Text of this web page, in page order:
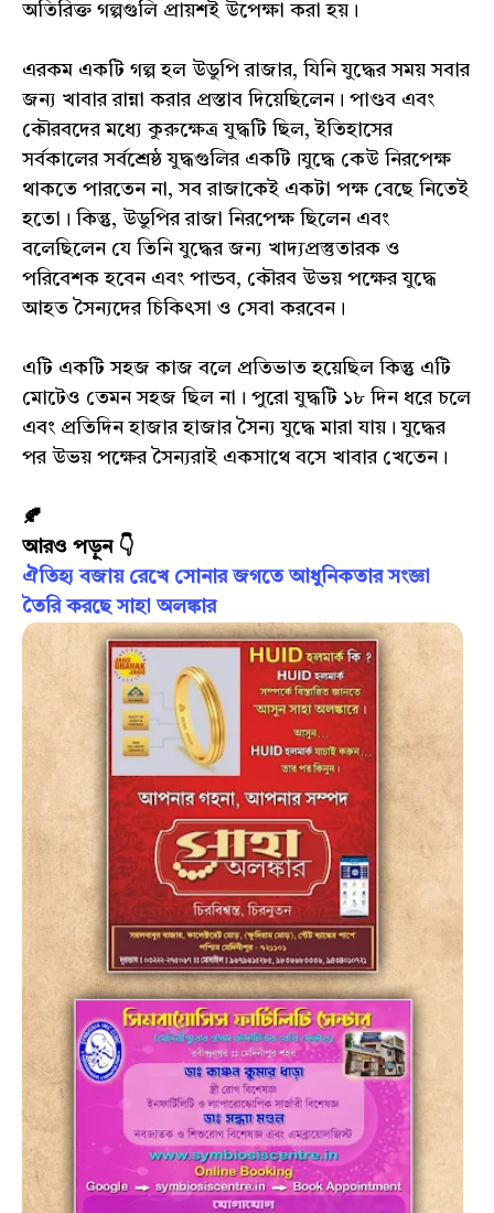
অতিরিক্ত গল্পগুলি প্রায়শই উপেক্ষা করা হয়।
এরকম একটি গল্প হল উডুপি রাজার, যিনি যুদ্ধের সময় সবার
জন্য খাবার রান্না করার প্রস্তাব দিয়েছিলেন। পাণ্ডব এবং
কৌরবদের মধ্যে কুরুক্ষেত্র যুদ্ধটি ছিল, ইতিহাসের
সর্বকালের সর্বশ্রেষ্ঠ যুদ্ধগুলির একটি।যুদ্ধে কেউ নিরপেক্ষ
থাকতে পারতেন না, সব রাজাকেই একটা পক্ষ বেছে নিতেই
হতো। কিন্তু, উডুপির রাজা নিরপেক্ষ ছিলেন এবং
বলেছিলেন যে তিনি যুদ্ধের জন্য খাদ্যপ্রস্তুতারক ও
পরিবেশক হবেন এবং পান্ডব, কৌরব উভয় পক্ষের যুদ্ধে
আহত সৈন্যদের চিকিৎসা ও সেবা করবেন।
এটি একটি সহজ কাজ বলে প্রতিভাত হয়েছিল কিন্তু এটি
মোটেও তেমন সহজ ছিল না। পুরো যুদ্ধটি ১৮ দিন ধরে চলে
এবং প্রতিদিন হাজার হাজার সৈন্য যুদ্ধে মারা যায়। যুদ্ধের
পর উভয় পক্ষের সৈন্যরাই একসাথে বসে খাবার খেতেন।
🍂
আরও পড়ুন 👇
ঐতিহ্য বজায় রেখে সোনার জগতে আধুনিকতার সংজ্ঞা
তৈরি করছে সাহা অলঙ্কার